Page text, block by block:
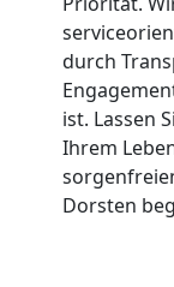
durch
ist. Lassen
Ihrem
Dorsten
Mini
Umzug